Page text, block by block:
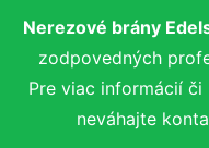
Nerezové brány
zodpovedných
Pre viac informácií či
neváhajte